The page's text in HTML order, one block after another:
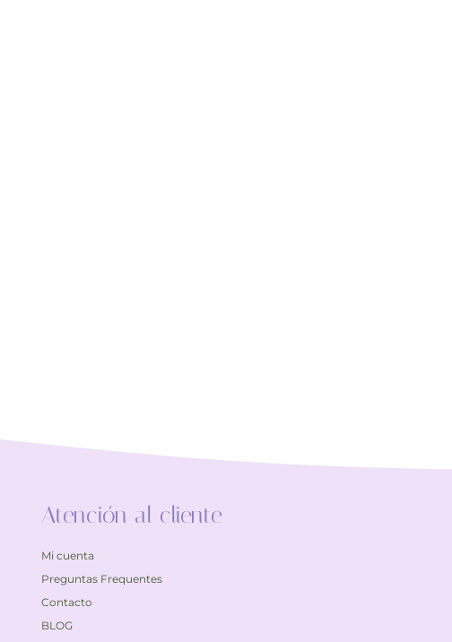
Atención al cliente
Mi cuenta
Preguntas Frequentes
Contacto
BLOG